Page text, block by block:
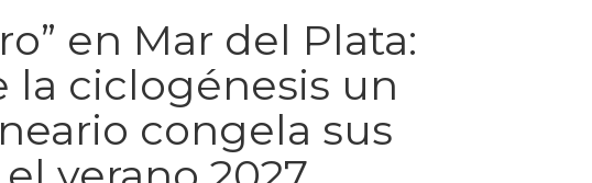
en Mar del Plata:
la ciclogénesis un
congela sus